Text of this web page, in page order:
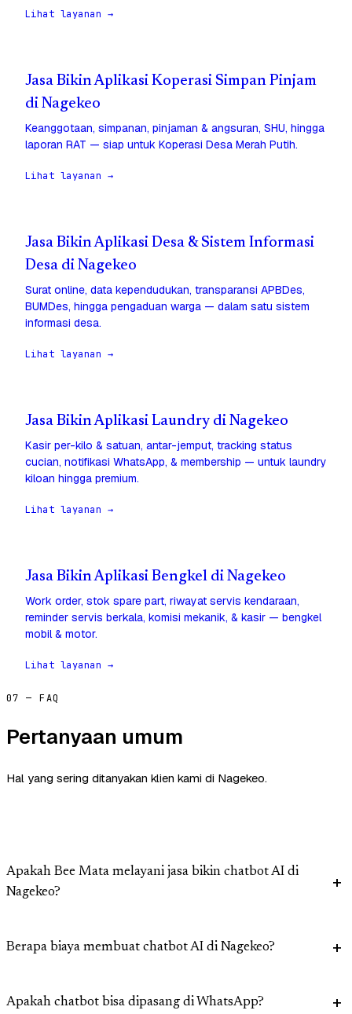
Lihat layanan →
Jasa Bikin Aplikasi Koperasi Simpan Pinjam
di Nagekeo
Keanggotaan, simpanan, pinjaman & angsuran, SHU, hingga
laporan RAT — siap untuk Koperasi Desa Merah Putih.
Lihat layanan →
Jasa Bikin Aplikasi Desa & Sistem Informasi
Desa di Nagekeo
Surat online, data kependudukan, transparansi APBDes,
BUMDes, hingga pengaduan warga — dalam satu sistem
informasi desa.
Lihat layanan →
Jasa Bikin Aplikasi Laundry di Nagekeo
Kasir per-kilo & satuan, antar-jemput, tracking status
cucian, notifikasi WhatsApp, & membership — untuk laundry
kiloan hingga premium.
Lihat layanan →
Jasa Bikin Aplikasi Bengkel di Nagekeo
Work order, stok spare part, riwayat servis kendaraan,
reminder servis berkala, komisi mekanik, & kasir — bengkel
mobil & motor.
Lihat layanan →
07 — FAQ
Pertanyaan umum
Hal yang sering ditanyakan klien kami di Nagekeo.
Apakah Bee Mata melayani jasa bikin chatbot AI di
Nagekeo?
Berapa biaya membuat chatbot AI di Nagekeo?
Apakah chatbot bisa dipasang di WhatsApp?